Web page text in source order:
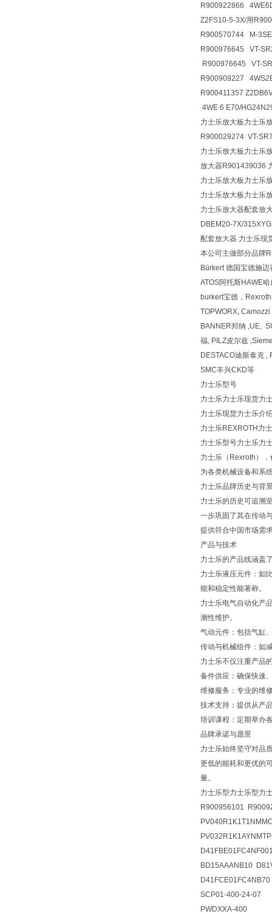
R900922866
Z2FS10-5-3X/用
R900570744 M-
R900976645 VT-
R900976645 VT-
R900909227
R900411357
4WE 6 E70/
力士乐放大板力士乐
R900029274 VT-
力士乐放大板力士乐
放大器R901439036
力士乐放大板力士乐
力士乐放大板力士乐
力士乐放大器配套放
DBEM20-7X/
配套放大器 力士乐现
本公司主做部分品牌
Bürkert 德国宝德施
ATOS阿托斯HAWE
burkert宝德，
TOPWORX,
BANNER邦纳 ,UE,
福, PILZ皮尔兹
DESTACO迪斯泰克
SMC丰兴CKD等
力士乐型号
力士乐力士乐现货力
力士乐现货力士乐介
力士乐REXROTH力
力士乐型号力士乐力
力士乐（Rexroth）
为各类机械设备和系
力士乐品牌历史与背
力士乐的历史可追溯
一步巩固了其在传动
提供符合中国市场需
产品与技术
力士乐的产品线涵盖
力士乐液压元件：如
能和稳定性能著称。
力士乐电气自动化产
测性维护。
气动元件：包括气缸
传动与机械组件：如
力士乐不仅注重产品
备件供应：确保快速
维修服务：专业的维
技术支持：提供从产
培训课程：定期举办
品牌承诺与愿景
力士乐始终坚守对品
更低的能耗和更优的
量。
力士乐型力士乐型力
R900956101
BD15AAANB10
D41FCE01FC4NB70
SCP01-400-24-07
PWDXXA-400